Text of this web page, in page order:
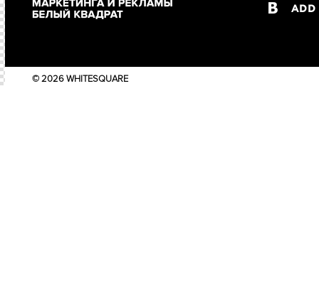
© 2026 WHITESQUARE